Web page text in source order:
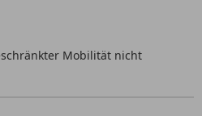
Mobilität nicht